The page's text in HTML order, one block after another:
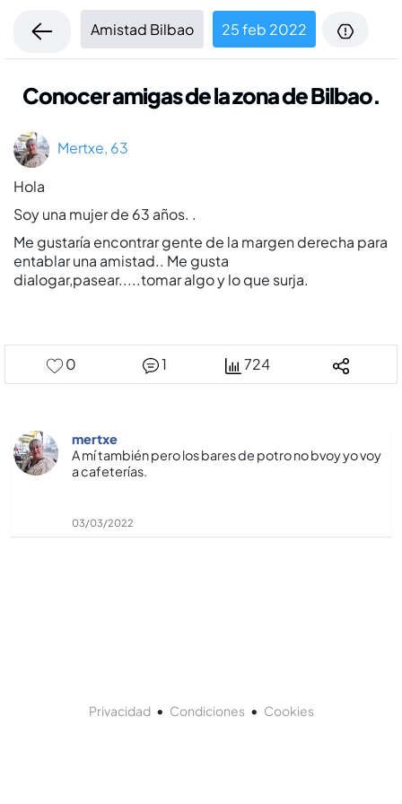
Amistad Bilbao 25 feb 2022
Conocer amigas de la zona de Bilbao.
Mertxe, 63
Hola
Soy una mujer de 63 años. .
Me gustarí­a encontrar gente de la margen derecha para
entablar una amistad.. Me gusta
dialogar,pasear.....tomar algo y lo que surja.
0 1 724
mertxe
A mí­ también pero los bares de potro no bvoy yo voy
a cafeterí­as.
03/03/2022
Privacidad• Condiciones• Cookies